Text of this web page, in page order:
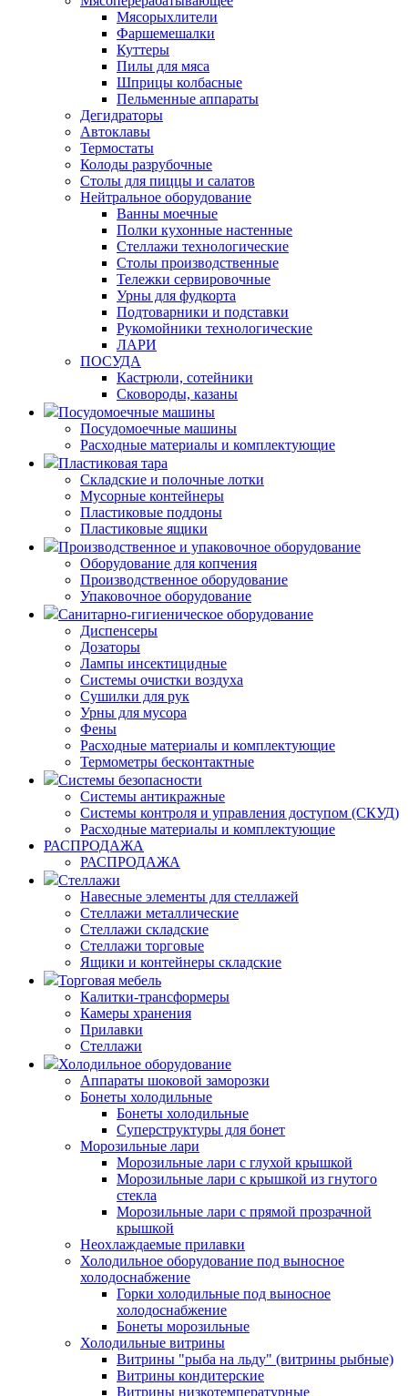
Мясорыхлители
Фаршемешалки
Куттеры
Пилы для мяса
Шприцы колбасные
Пельменные аппараты
Дегидраторы
Автоклавы
Термостаты
Колоды разрубочные
Столы для пиццы и салатов
Нейтральное оборудование
Ванны моечные
Полки кухонные настенные
Стеллажи технологические
Столы производственные
Тележки сервировочные
Урны для фудкорта
Подтоварники и подставки
Рукомойники технологические
ЛАРИ
ПОСУДА
Кастрюли, сотейники
Сковороды, казаны
Посудомоечные машины
Посудомоечные машины
Расходные материалы и комплектующие
Пластиковая тара
Складские и полочные лотки
Мусорные контейнеры
Пластиковые поддоны
Пластиковые ящики
Производственное и упаковочное оборудование
Оборудование для копчения
Производственное оборудование
Упаковочное оборудование
Санитарно-гигиеническое оборудование
Диспенсеры
Дозаторы
Лампы инсектицидные
Системы очистки воздуха
Сушилки для рук
Урны для мусора
Фены
Расходные материалы и комплектующие
Термометры бесконтактные
Системы безопасности
Системы антикражные
Системы контроля и управления доступом (СКУД)
Расходные материалы и комплектующие
РАСПРОДАЖА
РАСПРОДАЖА
Стеллажи
Навесные элементы для стеллажей
Стеллажи металлические
Стеллажи складские
Стеллажи торговые
Ящики и контейнеры складские
Торговая мебель
Калитки-трансформеры
Камеры хранения
Прилавки
Стеллажи
Холодильное оборудование
Аппараты шоковой заморозки
Бонеты холодильные
Бонеты холодильные
Суперструктуры для бонет
Морозильные лари
Морозильные лари с глухой крышкой
Морозильные лари с крышкой из гнутого
стекла
Морозильные лари с прямой прозрачной
крышкой
Неохлаждаемые прилавки
Холодильное оборудование под выносное
холодоснабжение
Горки холодильные под выносное
холодоснабжение
Бонеты морозильные
Холодильные витрины
Витрины "рыба на льду" (витрины рыбные)
Витрины кондитерские
Витрины низкотемпературные